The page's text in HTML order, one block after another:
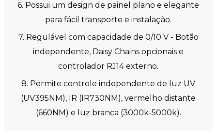
6. Possui um design de painel plano e elegante
para fácil transporte e instalação.
7. Regulável com capacidade de 0/10 V - Botão
independente, Daisy Chains opcionais e
controlador RJ14 externo.
8. Permite controle independente de luz UV
(UV395NM), IR (IR730NM), vermelho distante
(660NM) e luz branca (3000k-5000k).